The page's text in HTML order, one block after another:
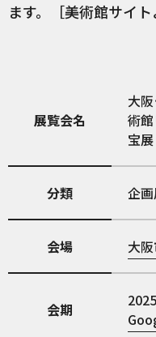
ます。［美術館サイト
展覧会名
大
術
宝展
分類 企
会場 大
会期